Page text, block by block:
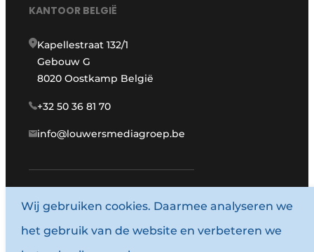
KANTOOR BELGIË
Kapellestraat 132/1
Gebouw G
8020 Oostkamp België
+32 50 36 81 70
info@louwersmediagroep.be
www.louwersmediagroep.com
© 1987 - 2026 Louwersmediagroep.
Wij gebruiken cookies. Daarmee analyseren we
het gebruik van de website en verbeteren we